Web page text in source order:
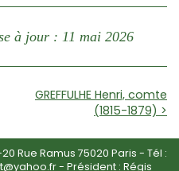
à jour : 11 mai 2026
GREFFULHE Henri, comte
(1815-1879) >
Rue Ramus 75020 Paris - Tél :
- Président : Régis